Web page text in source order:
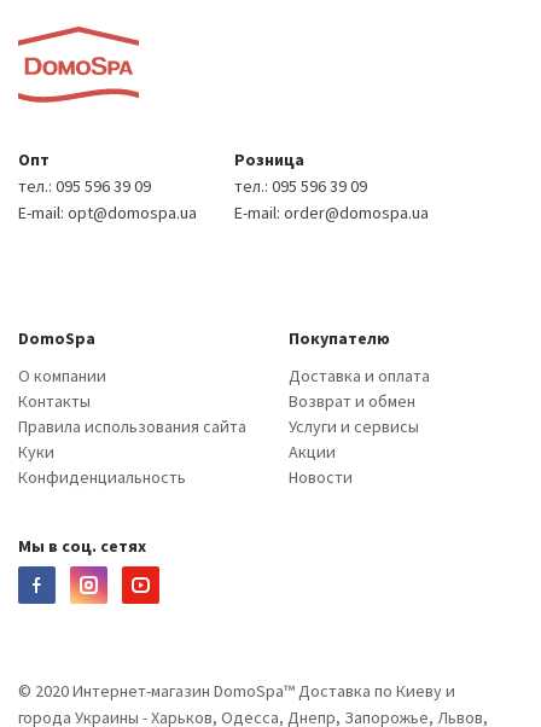
Опт
тел.: 095 596 39 09
E-mail: opt@domospa.ua
Розница
тел.: 095 596 39 09
E-mail: order@domospa.ua
DomoSpa
О компании
Контакты
Правила использования сайта
Куки
Конфиденциальность
Покупателю
Доставка и оплата
Возврат и обмен
Услуги и сервисы
Акции
Новости
Мы в соц. сетях
© 2020 Интернет-магазин DomoSpa™ Доставка по Киеву и
города Украины - Харьков, Одесса, Днепр, Запорожье, Львов,